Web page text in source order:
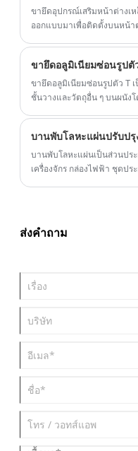
ขายึดอุปกรณ์เสริมหน้าต่างเ
ออกแบบมาเพื่อติดตั้งบนหน้า
ขายึดอลูมิเนียมซ่อนรูปตัว T
ชั้นวางและวัตถุอื่น ๆ บนผนัง
บานพับโลหะแผ่นเป็นส่วนปร
เครื่องจักร กล่องไฟฟ้า ชุดป
บานพับโลหะแผ่น ปัญหาที่ผู้ซื้
เหตุใดการผลิตที่มีความแม่น
ส่งคำถาม